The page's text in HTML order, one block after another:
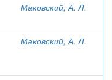
Маковский, А. Л.
Маковский, А. Л.